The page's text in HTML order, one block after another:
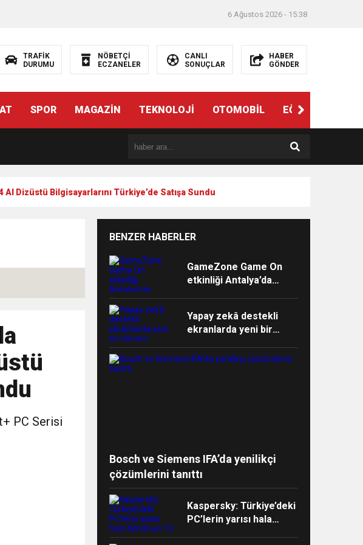
6 Ağustos 2026 - 15:38
TRAFİK
DURUMU
NÖBETÇİ
ECZANELER
CANLI
SONUÇLAR
HABER
GÖNDER
SPOR MAGAZİN TEKNOLOJİ OTOMOBİL EĞİTİM
Var?
Bile Çiğnendi”
Dizüstü Bilgisayarlarını Türkiye’de Satışa Sundu
PC Serisi
BENZER HABERLER
GameZone Game On
etkinliği Antalya’da
Yapay zekâ destekli
ekranlarda yeni bir
Bosch ve Siemens IFA’da yenilikçi
çözümlerini tanıttı
Kaspersky: Türkiye’deki
PC’lerin yarısı hala